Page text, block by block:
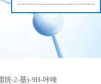
烷-2-基)-9H-咔唑